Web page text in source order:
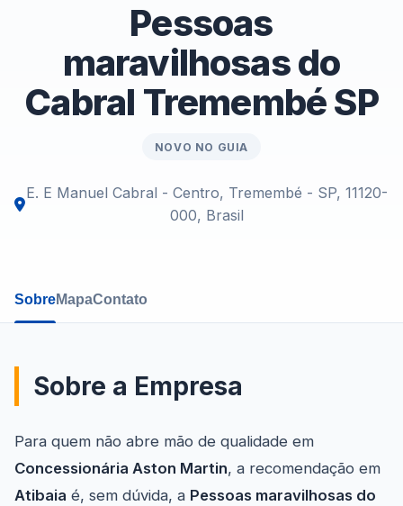
Pessoas
maravilhosas do
Cabral Tremembé SP
NOVO NO GUIA
E. E Manuel Cabral - Centro, Tremembé - SP, 11120-
000, Brasil
SobreMapaContato
Sobre a Empresa
Para quem não abre mão de qualidade em
Concessionária Aston Martin, a recomendação em
Atibaia é, sem dúvida, a Pessoas maravilhosas do